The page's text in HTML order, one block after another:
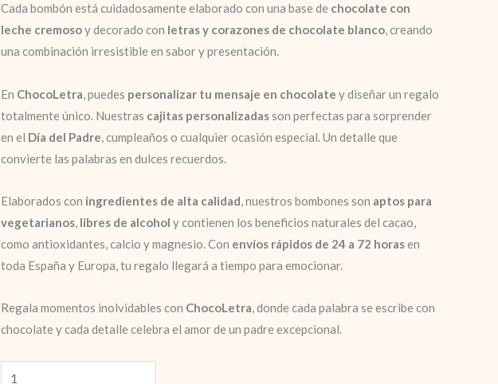
Cada bombón está cuidadosamente elaborado con una base de chocolate con
leche cremosoy decorado con letras y corazones de chocolate blanco, creando
una combinación irresistible en sabor y presentación.
En ChocoLetra , puedes personalizar tu mensaje en chocolate y diseñar un regalo
totalmente único. Nuestras cajitas personalizadasson perfectas para sorprender
en el Día del Padre , cumpleaños o cualquier ocasión especial. Un detalle que
convierte las palabras en dulces recuerdos.
Elaborados con ingredientes de alta calidad, nuestros bombones son aptos para
vegetarianos, libres de alcohol y contienen los beneficios naturales del cacao,
como antioxidantes, calcio y magnesio. Con envíos rápidos de 24 a 72 horasen
toda España y Europa, tu regalo llegará a tiempo para emocionar.
Regala momentos inolvidables con ChocoLetra, donde cada palabra se escribe con
chocolate y cada detalle celebra el amor de un padre excepcional.